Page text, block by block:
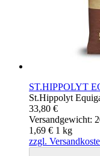
ST.HIPPOLYT
St.Hippolyt
33,80 €
Versandgewicht:
1,69 € 1 kg
zzgl.